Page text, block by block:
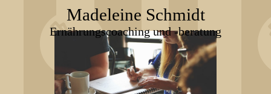
Madeleine Schmidt
Ernährungscoaching und -beratung